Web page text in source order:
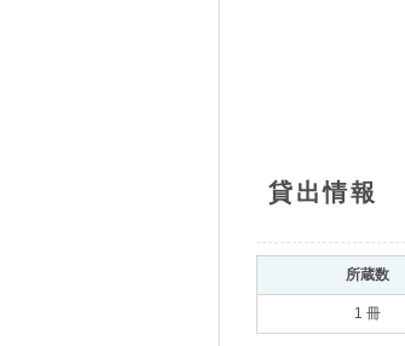
貸出情報
所蔵数
1 冊